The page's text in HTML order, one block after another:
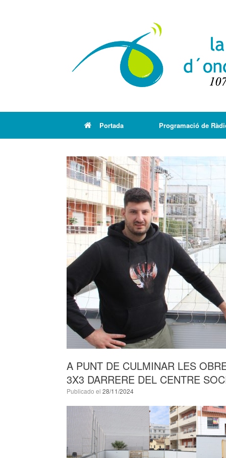
Portada Programació de
A PUNT DE CULMINAR LES
3X3 DARRERE DEL CENTRE
Publicado el 28/11/2024